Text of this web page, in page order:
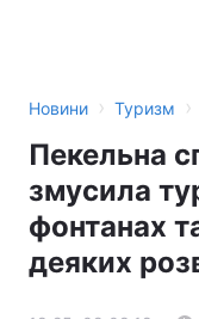
Новини › Туризм ›
Пекельна
змусила
фонтанах
деяких